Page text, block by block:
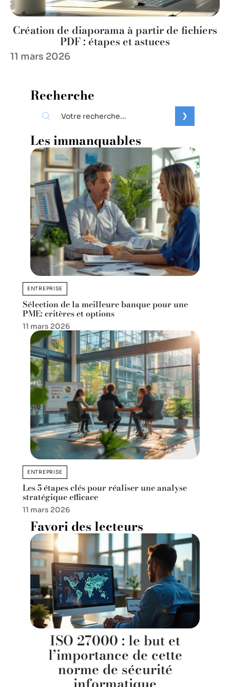
Création de diaporama à partir de fichiers
PDF : étapes et astuces
11 mars 2026
Recherche
Les immanquables
ENTREPRISE
Sélection de la meilleure banque pour une
PME: critères et options
11 mars 2026
ENTREPRISE
Les 5 étapes clés pour réaliser une analyse
stratégique efficace
11 mars 2026
Favori des lecteurs
ISO 27000 : le but et
l’importance de cette
norme de sécurité